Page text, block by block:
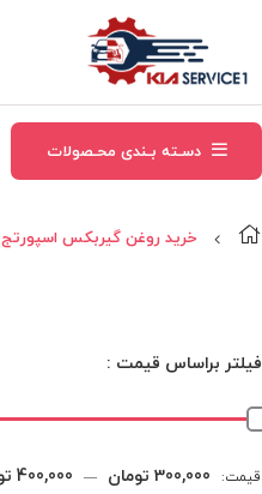
دسـته بـندی محـصولات
خرید روغن گیربکس اسپورتج 2007
فیلتر براساس قیمت :
حداقل
حداکثر
قیمت: 300,000 تومان — 400,000 تومان